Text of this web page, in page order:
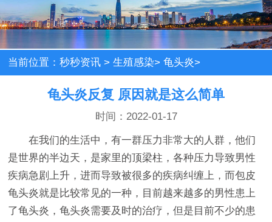
当前位置：秒秒资讯 >生殖感染>龟头炎>
龟头炎反复 原因就是这么简单
时间：2022-01-17
在我们的生活中，有一群压力非常大的人群，他们
是世界的半边天，是家里的顶梁柱，各种压力导致男性
疾病急剧上升，进而导致被很多的疾病纠缠上，而包皮
龟头炎就是比较常见的一种，目前越来越多的男性患上
了龟头炎，龟头炎需要及时的治疗，但是目前不少的患